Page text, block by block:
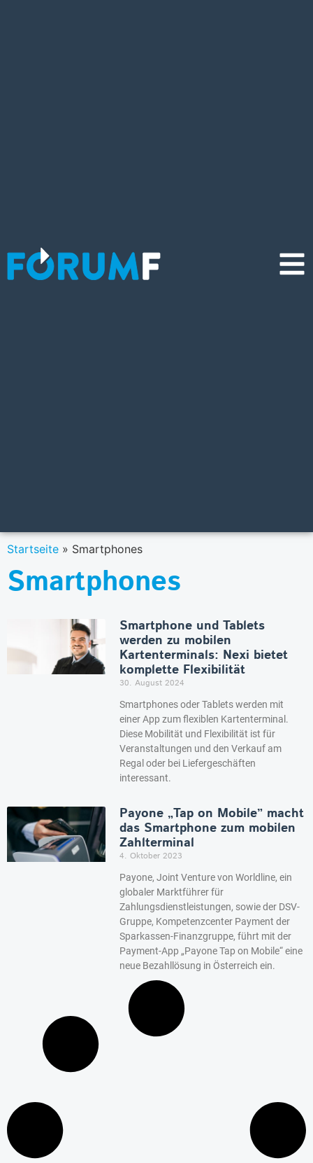
Startseite » Smartphones
Smartphones
Smartphone und Tablets
werden zu mobilen
Kartenterminals: Nexi bietet
komplette Flexibilität
30. August 2024
Smartphones oder Tablets werden mit
einer App zum flexiblen Kartenterminal.
Diese Mobilität und Flexibilität ist für
Veranstaltungen und den Verkauf am
Regal oder bei Liefergeschäften
interessant.
Payone „Tap on Mobile” macht
das Smartphone zum mobilen
Zahlterminal
4. Oktober 2023
Payone, Joint Venture von Worldline, ein
globaler Marktführer für
Zahlungsdienstleistungen, sowie der DSV-
Gruppe, Kompetenzcenter Payment der
Sparkassen-Finanzgruppe, führt mit der
Payment-App „Payone Tap on Mobile“ eine
neue Bezahllösung in Österreich ein.